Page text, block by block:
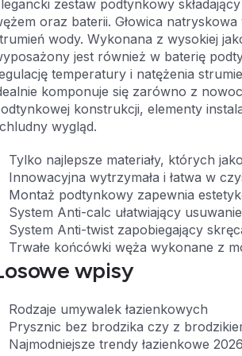
zestaw podtynkowy
oraz baterii. Głowica
wody. Wykonana z wysokiej
jest również w baterię
temperatury i natężenia
komponuje się zarówno z
konstrukcji, elementy
wygląd.
Tylko najlepsze materiały, których
Innowacyjna wytrzymała i łatwa w
Montaż podtynkowy zapewnia
System Anti-calc ułatwiający
System Anti-twist zapobiegający
Trwałe końcówki węża wykonane z
wpisy
Rodzaje umywalek łazienkowych
Prysznic bez brodzika czy z
Najmodniejsze trendy łazienkowe 2026